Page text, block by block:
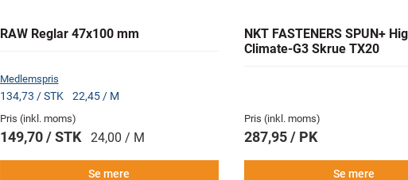
RAW Reglar 47x100 mm
Medlemspris
134,73 / STK 22,45 / M
Pris (inkl. moms)
149,70 / STK 24,00 / M
Se mere
NKT FASTENERS SPUN+
Climate-G3 Skrue TX20
Pris (inkl. moms)
287,95 / PK
Se mere